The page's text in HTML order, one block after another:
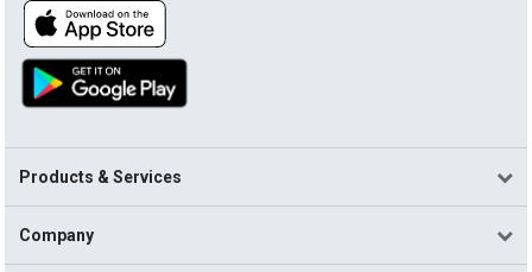
Products & Services
Company